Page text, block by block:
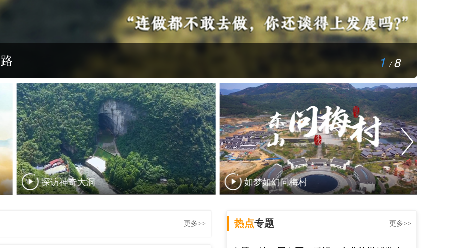
1 /8
如梦如幻问梅村 打卡武汉黄鹤楼
更多>> 热点专题 更多>>